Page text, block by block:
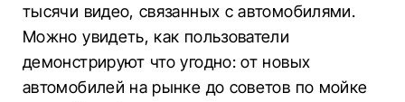
тысячи видео, связанных с автомобилями.
Можно увидеть, как пользователи
демонстрируют что угодно: от новых
автомобилей на рынке до советов по мойке